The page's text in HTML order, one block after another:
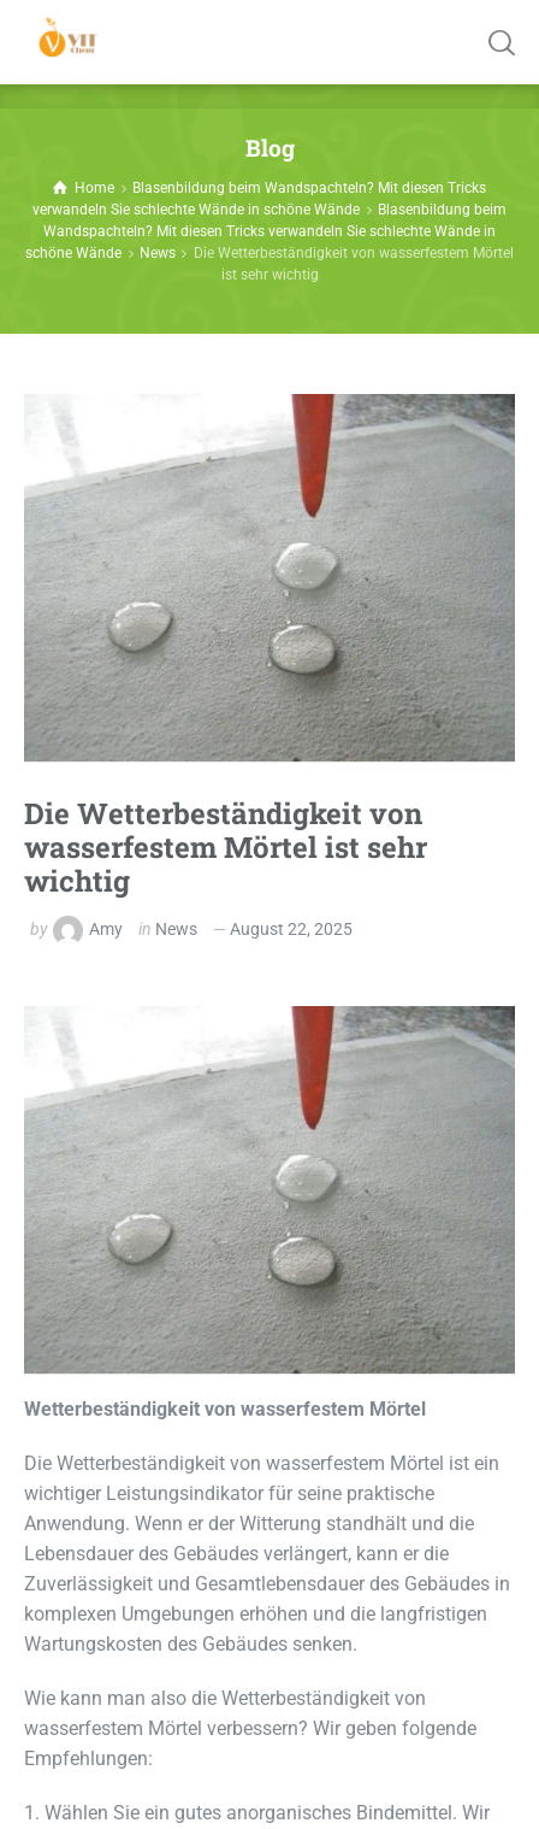
Blog
Home
Blasenbildung beim Wandspachteln? Mit diesen Tricks
verwandeln Sie schlechte Wände in schöne Wände
Blasenbildung beim
Wandspachteln? Mit diesen Tricks verwandeln Sie schlechte Wände in
schöne Wände
News
Die Wetterbeständigkeit von wasserfestem Mörtel
ist sehr wichtig
Die Wetterbeständigkeit von
wasserfestem Mörtel ist sehr
wichtig
by Amy in News August 22, 2025
Wetterbeständigkeit von wasserfestem Mörtel
Die Wetterbeständigkeit von wasserfestem Mörtel ist ein
wichtiger Leistungsindikator für seine praktische
Anwendung. Wenn er der Witterung standhält und die
Lebensdauer des Gebäudes verlängert, kann er die
Zuverlässigkeit und Gesamtlebensdauer des Gebäudes in
komplexen Umgebungen erhöhen und die langfristigen
Wartungskosten des Gebäudes senken.
Wie kann man also die Wetterbeständigkeit von
wasserfestem Mörtel verbessern? Wir geben folgende
Empfehlungen:
1. Wählen Sie ein gutes anorganisches Bindemittel. Wir